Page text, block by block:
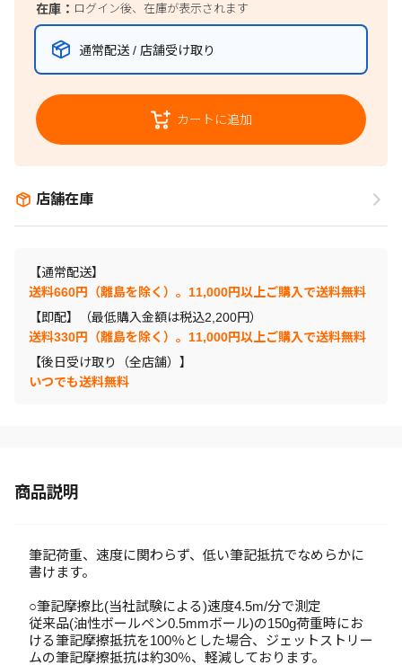
在庫： ログイン後、在庫が表示されます
通常配送 / 店舗受け取り
カートに追加
店舗在庫
【通常配送】
送料660円（離島を除く）。11,000円以上ご購入で送料無料
【即配】（最低購入金額は税込2,200円）
送料330円（離島を除く）。11,000円以上ご購入で送料無料
【後日受け取り（全店舗）】
いつでも送料無料
商品説明
筆記荷重、速度に関わらず、低い筆記抵抗でなめらかに
書けます。
○筆記摩擦比(当社試験による)速度4.5m/分で測定
従来品(油性ボールペン0.5mmボール)の150g荷重時にお
ける筆記摩擦抵抗を100％とした場合、ジェットストリー
ムの筆記摩擦抵抗は約30％、軽減しております。